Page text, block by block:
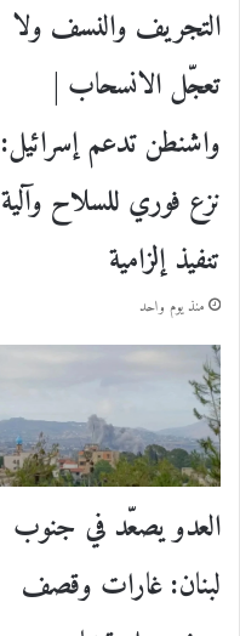
التجريف والنسف ولا
تعجّل الانسحاب |
واشنطن تدعم إسرائيل:
نزع فوري للسلاح وآلية
تنفيذ إلزامية
منذ يوم واحد
العدو يصعّد في جنوب
لبنان: غارات وقصف